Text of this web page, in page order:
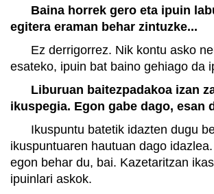
Baina horrek gero eta ipuin
egitera eraman behar zintuzke...
Ez derrigorrez. Nik kontu asko
esateko, ipuin bat baino gehiago da
Liburuan baitezpadakoa izan
ikuspegia. Egon gabe dago, esan
Ikuspuntu batetik idazten dugu
ikuspuntuaren hautuan dago
egon behar du, bai. Kazetaritzan
ipuinlari askok.